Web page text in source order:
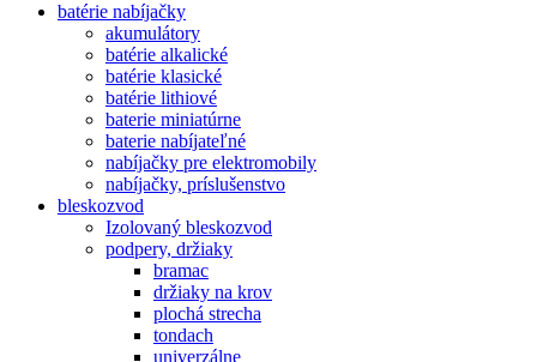
batérie nabíjačky
akumulátory
batérie alkalické
batérie klasické
batérie lithiové
baterie miniatúrne
baterie nabíjateľné
nabíjačky pre elektromobily
nabíjačky, príslušenstvo
bleskozvod
Izolovaný bleskozvod
podpery, držiaky
bramac
držiaky na krov
plochá strecha
tondach
univerzálne